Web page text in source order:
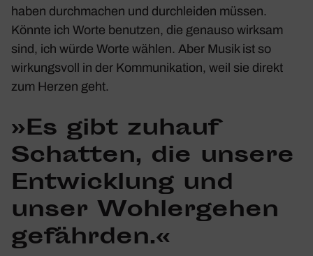
haben durch­ma­chen und durch­leiden müssen.
Könnte ich Worte benutzen, die genauso wirksam
sind, ich würde Worte wählen. Aber Musik ist so
wirkungs­voll in der Kommu­ni­ka­tion, weil sie direkt
zum Herzen geht.
»Es gibt zuhauf
Schatten, die unsere
Entwick­lung und
unser Wohl­ergehen
gefährden.«